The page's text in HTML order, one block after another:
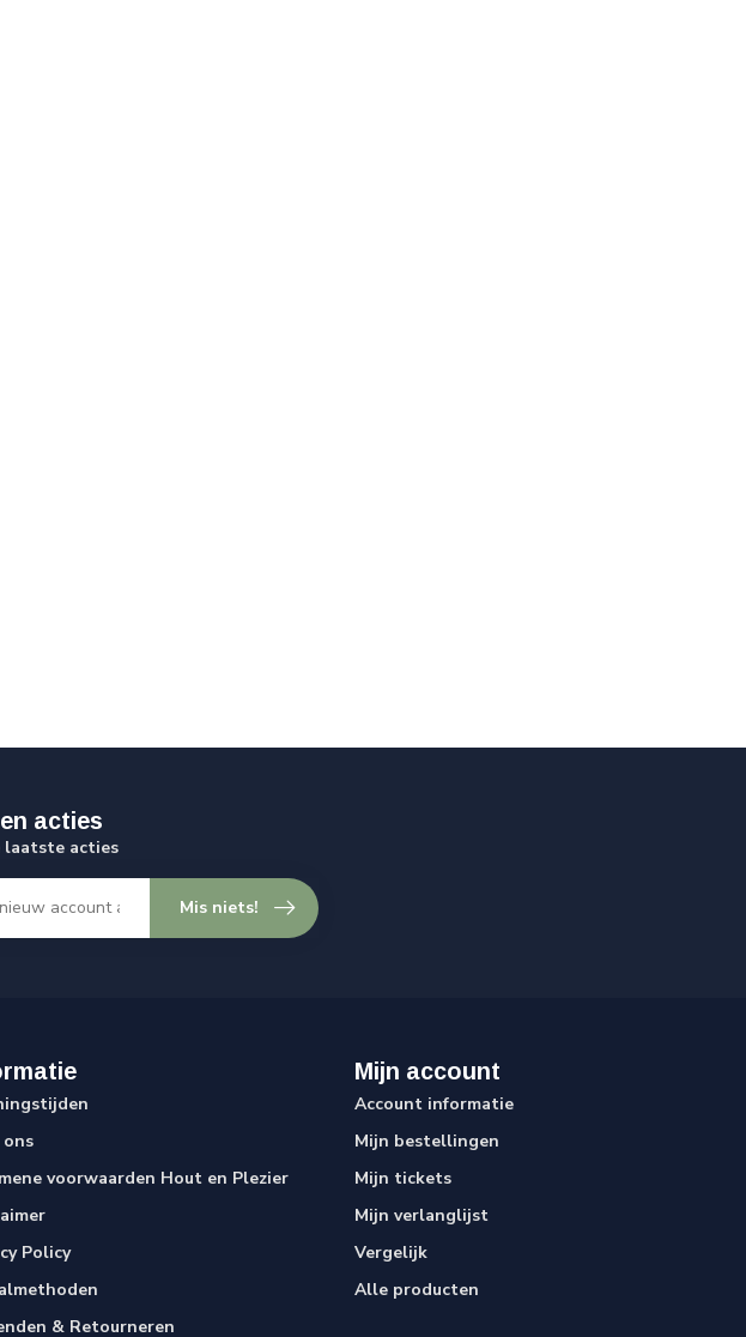
acties
laatste acties
Mis niets!
ons
voorwaarden Hout en Plezier
Policy
& Retourneren
Mijn account
Account informatie
Mijn bestellingen
Mijn tickets
Mijn verlanglijst
Vergelijk
Alle producten